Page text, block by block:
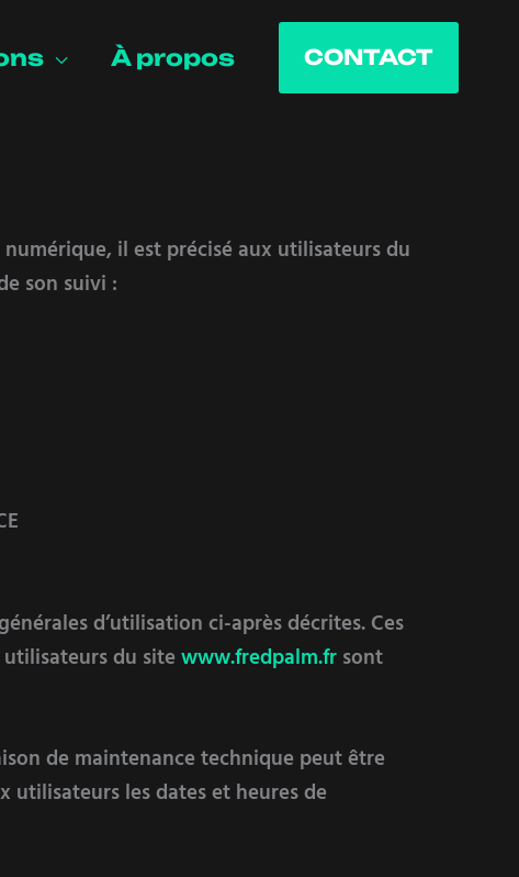
À propos CONTACT
numérique, il est précisé aux utilisateurs du
son suivi :
d’utilisation ci-après décrites. Ces
du site www.fredpalm.fr sont
de maintenance technique peut être
utilisateurs les dates et heures de